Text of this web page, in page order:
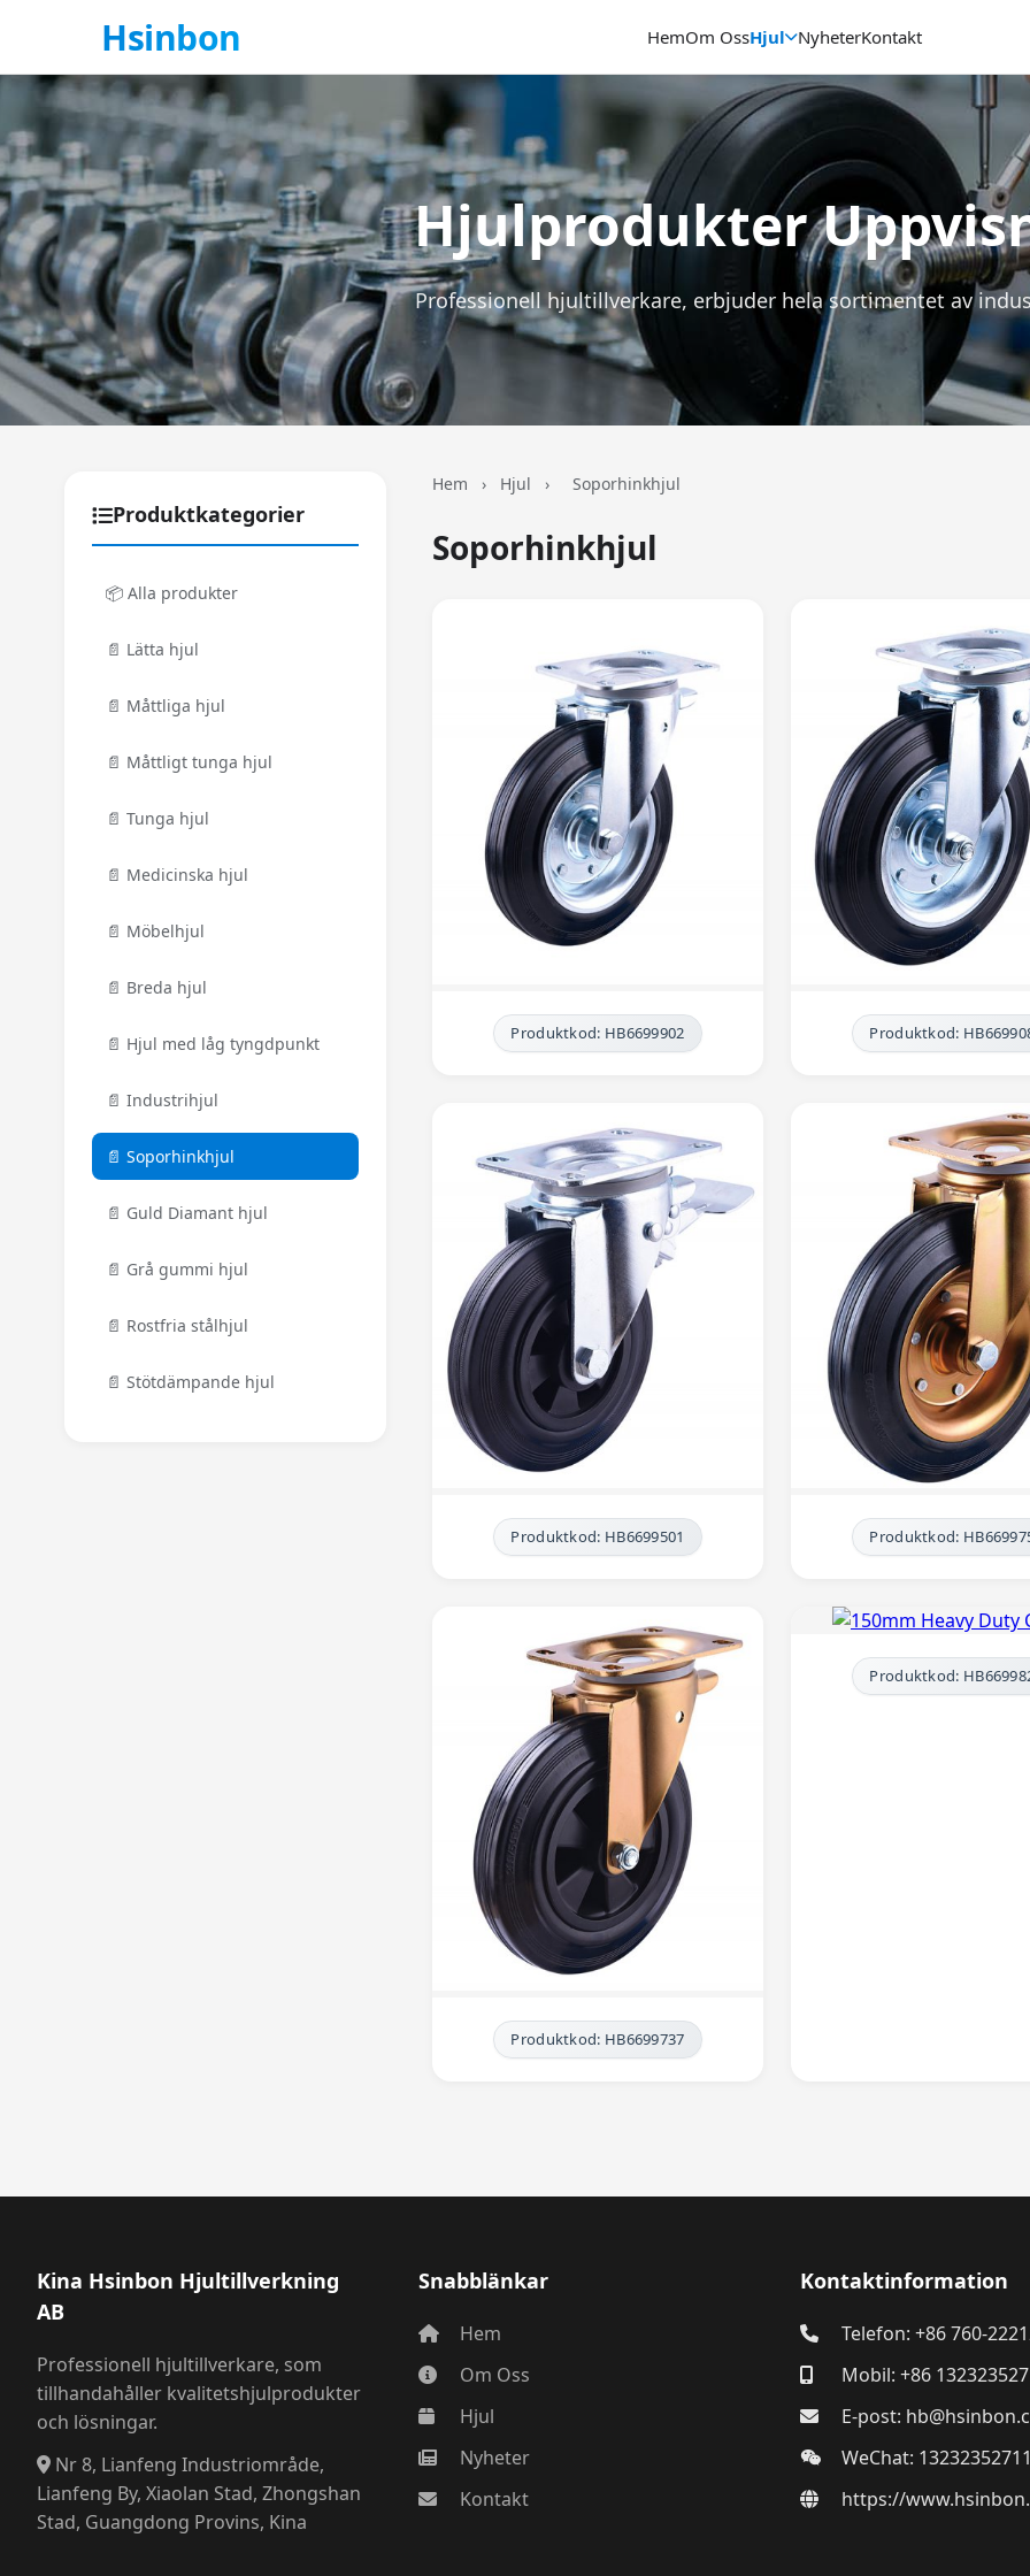
Hsinbon HemOm OssHjul NyheterKontakt
Hjulprodukter
Professionell hjultillverkare, erbjuder hela sortimentet av
Produktkategorier
📦 Alla produkter
📄 Lätta hjul
📄 Måttliga hjul
📄 Måttligt tunga hjul
📄 Tunga hjul
📄 Medicinska hjul
📄 Möbelhjul
📄 Breda hjul
📄 Hjul med låg tyngdpunkt
📄 Industrihjul
📄 Soporhinkhjul
📄 Guld Diamant hjul
📄 Grå gummi hjul
📄 Rostfria stålhjul
📄 Stötdämpande hjul
Hem › Hjul › Soporhinkhjul
Soporhinkhjul
Produktkod: HB6699902 Produktkod:
Produktkod: HB6699501 Produktkod:
Produktkod: HB6699737
Produktkod:
Kina Hsinbon Hjultillverkning
AB
Professionell hjultillverkare, som
tillhandahåller kvalitetshjulprodukter
och lösningar.
Nr 8, Lianfeng Industriområde,
Lianfeng By, Xiaolan Stad, Zhongshan
Stad, Guangdong Provins, Kina
Snabblänkar
Hem
Om Oss
Hjul
Nyheter
Kontakt
Kontaktinformation
Telefon: +86 760-
Mobil: +86
E-post:
WeChat:
https://